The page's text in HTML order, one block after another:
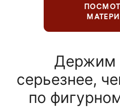
Держим
серьезнее,
по